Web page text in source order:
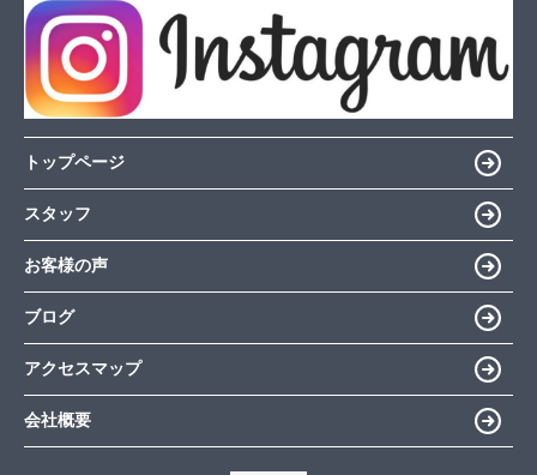
トップページ
スタッフ
お客様の声
ブログ
アクセスマップ
会社概要